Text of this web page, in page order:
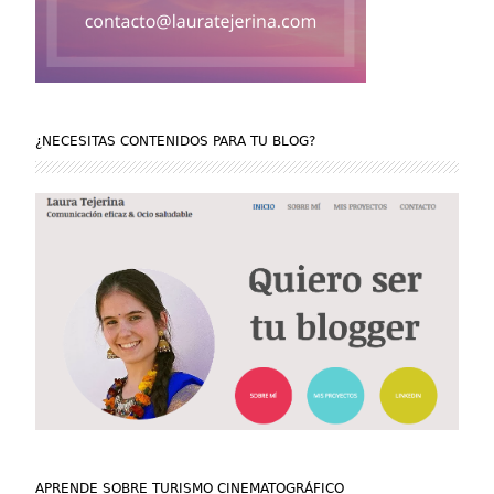
¿NECESITAS CONTENIDOS PARA TU BLOG?
APRENDE SOBRE TURISMO CINEMATOGRÁFICO